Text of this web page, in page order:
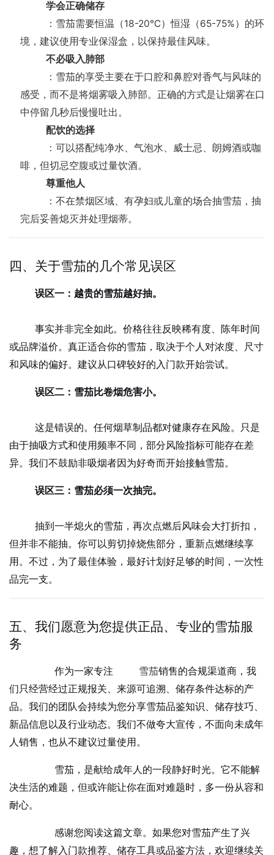
学会正确储存
：雪茄需要恒温（18-20℃）恒湿（65-75%）的环
境，建议使用专业保湿盒，以保持最佳风味。
不必吸入肺部
：雪茄的享受主要在于口腔和鼻腔对香气与风味的
感受，而不是将烟雾吸入肺部。正确的方式是让烟雾在口
中停留几秒后慢慢吐出。
配饮的选择
：可以搭配纯净水、气泡水、威士忌、朗姆酒或咖
啡，但切忌空腹或过量饮酒。
尊重他人
：不在禁烟区域、有孕妇或儿童的场合抽雪茄，抽
完后妥善熄灭并处理烟蒂。
四、关于雪茄的几个常见误区
误区一：越贵的雪茄越好抽。
事实并非完全如此。价格往往反映稀有度、陈年时间
或品牌溢价。真正适合你的雪茄，取决于个人对浓度、尺寸
和风味的偏好。建议从口碑较好的入门款开始尝试。
误区二：雪茄比卷烟危害小。
这是错误的。任何烟草制品都对健康存在风险。只是
由于抽吸方式和使用频率不同，部分风险指标可能存在差
异。我们不鼓励非吸烟者因为好奇而开始接触雪茄。
误区三：雪茄必须一次抽完。
抽到一半熄火的雪茄，再次点燃后风味会大打折扣，
但并非不能抽。你可以剪切掉烧焦部分，重新点燃继续享
用。不过，为了最佳体验，最好计划好足够的时间，一次性
品完一支。
五、我们愿意为您提供正品、专业的雪茄服
务
作为一家专注 雪茄销售的合规渠道商，我
们只经营经过正规报关、来源可追溯、储存条件达标的产
品。我们的团队会持续为您分享雪茄品鉴知识、储存技巧、
新品信息以及行业动态。我们不做夸大宣传，不面向未成年
人销售，也从不建议过量使用。
雪茄，是献给成年人的一段静好时光。它不能解
决生活的难题，但或许能让你在面对难题时，多一份从容和
耐心。
感谢您阅读这篇文章。如果您对雪茄产生了兴
趣，想了解入门款推荐、储存工具或品鉴方法，欢迎继续关